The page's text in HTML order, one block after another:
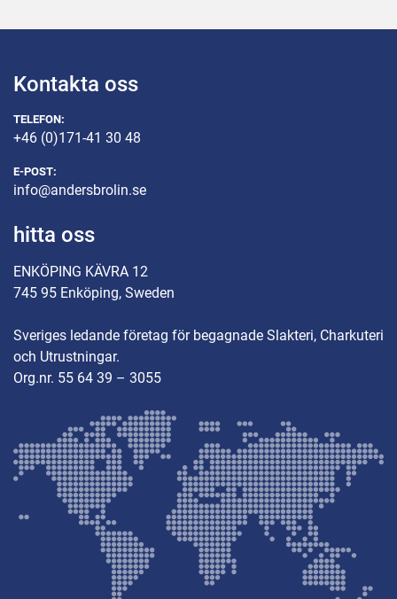
Kontakta oss
TELEFON:
+46 (0)171-41 30 48
E-POST:
info@andersbrolin.se
hitta oss
ENKÖPING KÄVRA 12
745 95 Enköping, Sweden
Sveriges ledande företag för begagnade Slakteri, Charkuteri
och Utrustningar.
Org.nr. 55 64 39 – 3055